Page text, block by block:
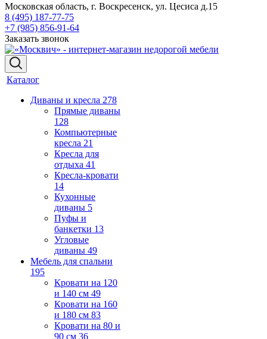
Московская область, г. Воскресенск, ул. Цесиса д.15
8 (495) 187-77-75
+7 (985) 856-91-64
Заказать звонок
Каталог
Диваны и кресла 278
Прямые диваны
128
Компьютерные
кресла 21
Кресла для
отдыха 41
Кресла-кровати
14
Кухонные
диваны 5
Пуфы и
банкетки 13
Угловые
диваны 49
Мебель для спальни
195
Кровати на 120
и 140 см 49
Кровати на 160
и 180 см 83
Кровати на 80 и
90 см 36